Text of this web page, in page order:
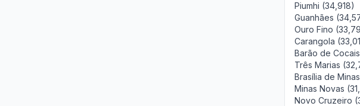
Piumhi (34,918)
Guanhães
Ouro Fino
Carangola
Barão de
Três Marias
Brasília de
Minas Novas
Novo Cruzeiro